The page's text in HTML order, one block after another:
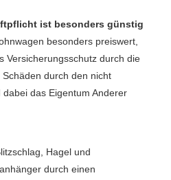
ist besonders günstig
besonders preiswert,
Versicherungsschutz durch die
durch den nicht
das Eigentum Anderer
Hagel und
durch einen